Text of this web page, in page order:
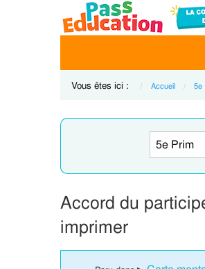
Vous êtes ici : Accueil 5e
Accord du
imprimer